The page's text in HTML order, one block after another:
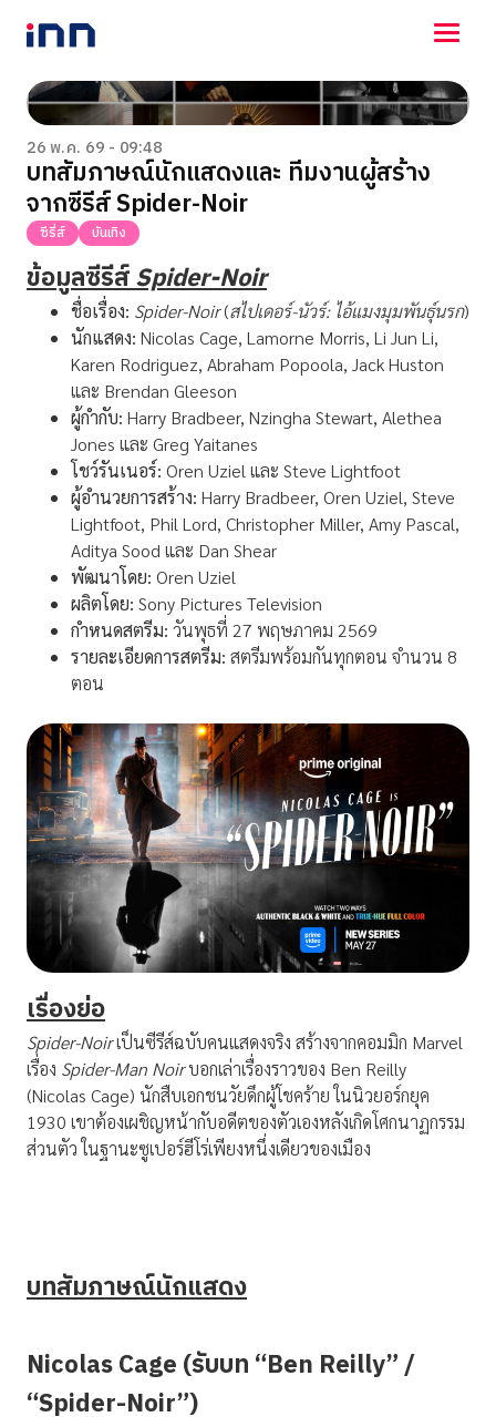
NEWS
ENTERTAINMENT
LIFESTYLE
HOROSCOPE
LOTTERY
VIDEO
ร่วมด้วยช่วยกัน
26 พ.ค. 69 - 09:48
บทสัมภาษณ์นักแสดงและ ทีมงานผู้สร้าง
จากซีรีส์ Spider-Noir
ซีรี่ส์ บันเทิง
ข้อมูลซีรีส์Spider-Noir
ชื่อเรื่อง: Spider-Noir(สไปเดอร์-นัวร์: ไอ้แมงมุมพันธุ์นรก)
นักแสดง: Nicolas Cage, Lamorne Morris, Li Jun Li,
Karen Rodriguez, Abraham Popoola, Jack Huston
และ Brendan Gleeson
ผู้กำกับ: Harry Bradbeer, Nzingha Stewart, Alethea
Jones และ Greg Yaitanes
โชว์รันเนอร์: Oren Uziel และ Steve Lightfoot
ผู้อำนวยการสร้าง: Harry Bradbeer, Oren Uziel, Steve
Lightfoot, Phil Lord, Christopher Miller, Amy Pascal,
Aditya Sood และ Dan Shear
พัฒนาโดย: Oren Uziel
ผลิตโดย: Sony Pictures Television
กำหนดสตรีม: วันพุธที่ 27 พฤษภาคม 2569
รายละเอียดการสตรีม: สตรีมพร้อมกันทุกตอน จำนวน 8
ตอน
เรื่องย่อ
Spider-Noirเป็นซีรีส์ฉบับคนแสดงจริง สร้างจากคอมมิก Marvel
เรื่อง Spider-Man Noirบอกเล่าเรื่องราวของ Ben Reilly
(Nicolas Cage) นักสืบเอกชนวัยดึกผู้โชคร้าย ในนิวยอร์กยุค
1930 เขาต้องเผชิญหน้ากับอดีตของตัวเองหลังเกิดโศกนาฏกรรม
ส่วนตัว ในฐานะซูเปอร์ฮีโร่เพียงหนึ่งเดียวของเมือง
บทสัมภาษณ์นักแสดง
Nicolas Cage (รับบท “Ben Reilly” /
“Spider-Noir”)